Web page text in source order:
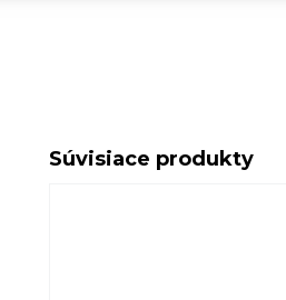
Súvisiace produkty